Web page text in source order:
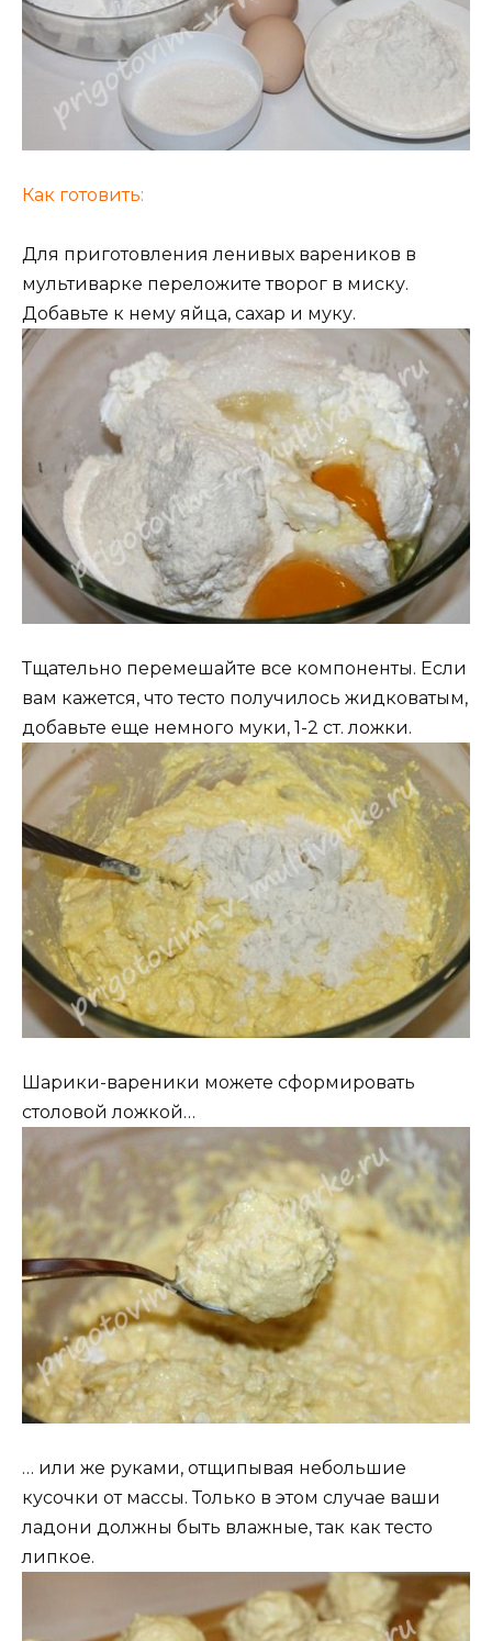
Как готовить:
Для приготовления ленивых вареников в
мультиварке переложите творог в миску.
Добавьте к нему яйца, сахар и муку.
Тщательно перемешайте все компоненты. Если
вам кажется, что тесто получилось жидковатым,
добавьте еще немного муки, 1-2 ст. ложки.
Шарики-вареники можете сформировать
столовой ложкой…
… или же руками, отщипывая небольшие
кусочки от массы. Только в этом случае ваши
ладони должны быть влажные, так как тесто
липкое.